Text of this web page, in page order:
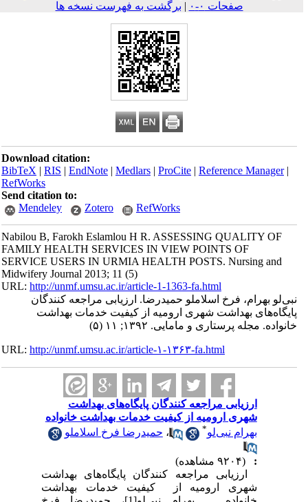
صفحات ۰-۰
| برگشت به فهرست نسخه ها
Download citation:
BibTeX|RIS|EndNote|Medlars|ProCite|Reference Manager
RefWorks
Send citation to:
Mendeley
Zotero RefWorks
Nabilou B, Farokh Eslamlou H R. ASSESSING QUALITY OF
FAMILY HEALTH SERVICES IN VIEW POINTS OF
SERVICE USERS IN URMIA HEALTH POSTS. Nursing and
Midwifery Journal 2013; 11 (5)
URL:http://unmf.umsu.ac.ir/article-1-1363-fa.html
نبی‌لو بهرام، فرخ اسلاملو حمیدرضا. ارزیابی مراجعه کنندگان
پایگاه‌های بهداشت شهری ارومیه از کیفیت خدمات بهداشت
خانواده. مجله پرستاری و مامایی. ۱۳۹۲; ۱۱ (۵)
URL:http://unmf.umsu.ac.ir/article-۱-۱۳۶۳-fa.html
ارزیابی مراجعه کنندگان پایگاه‌های بهداشت
شهری ارومیه از کیفیت خدمات بهداشت خانواده
بهرام نبی‌لو* ،حمیدرضا فرخ اسلاملو
ارزیابی مراجعه کنندگان پایگاه‌های بهداشت
شهری ارومیه از کیفیت خدمات بهداشت